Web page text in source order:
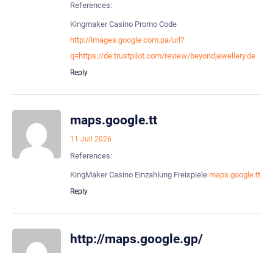
References:
Kingmaker Casino Promo Code
http://images.google.com.pa/url?
q=https://de.trustpilot.com/review/beyondjewellery.de
Reply
maps.google.tt
11 Juli 2026
References:
KingMaker Casino Einzahlung Freispiele maps.google.tt
Reply
http://maps.google.gp/